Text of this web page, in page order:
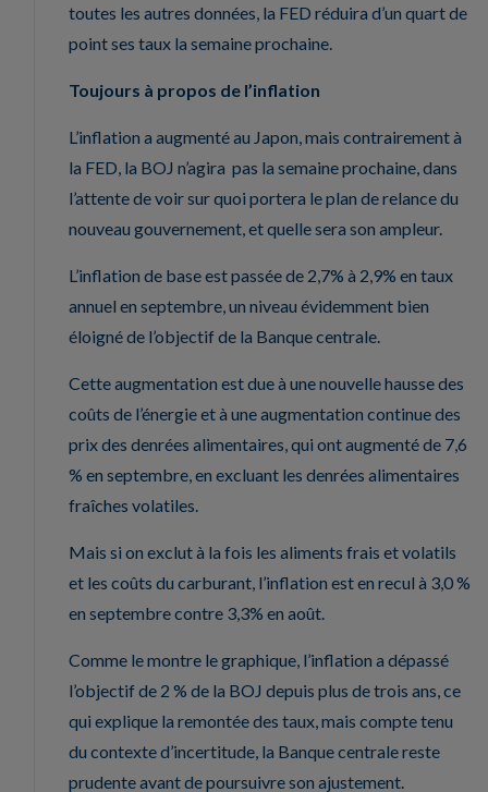
toutes les autres données, la FED réduira d’un quart de
point ses taux la semaine prochaine.
Toujours à propos de l’inflation
L’inflation a augmenté au Japon, mais contrairement à
la FED, la BOJ n’agira pas la semaine prochaine, dans
l’attente de voir sur quoi portera le plan de relance du
nouveau gouvernement, et quelle sera son ampleur.
L’inflation de base est passée de 2,7% à 2,9% en taux
annuel en septembre, un niveau évidemment bien
éloigné de l’objectif de la Banque centrale.
Cette augmentation est due à une nouvelle hausse des
coûts de l’énergie et à une augmentation continue des
prix des denrées alimentaires, qui ont augmenté de 7,6
% en septembre, en excluant les denrées alimentaires
fraîches volatiles.
Mais si on exclut à la fois les aliments frais et volatils
et les coûts du carburant, l’inflation est en recul à 3,0 %
en septembre contre 3,3% en août.
Comme le montre le graphique, l’inflation a dépassé
l’objectif de 2 % de la BOJ depuis plus de trois ans, ce
qui explique la remontée des taux, mais compte tenu
du contexte d’incertitude, la Banque centrale reste
prudente avant de poursuivre son ajustement.